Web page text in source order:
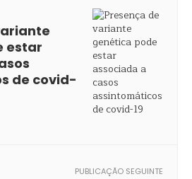
estar
de covid-
PUBLICAÇÃO SEGUINTE